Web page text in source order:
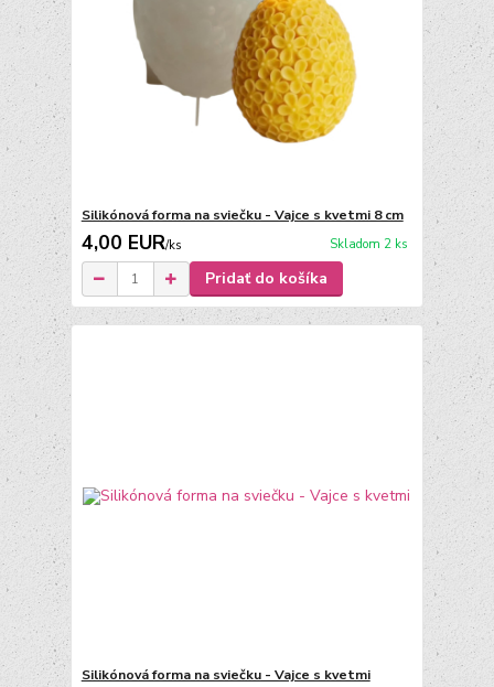
Silikónová forma na sviečku - Vajce s kvetmi 8 cm
4,00 EUR/ks Skladom 2 ks
Pridať do košíka
Silikónová forma na sviečku - Vajce s kvetmi